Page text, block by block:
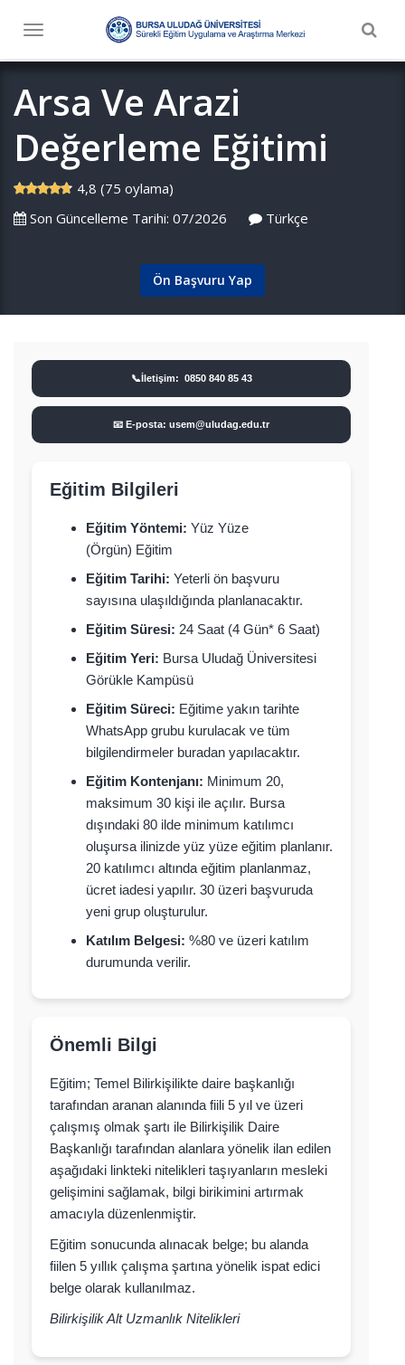
Toggle
Arsa Ve Arazi
Değerleme Eğitimi
4,8 (75 oylama)
Son Güncelleme Tarihi: 07/2026
Türkçe
Ön Başvuru Yap
📞İletişim: 0850 840 85 43
📧 E-posta: usem@uludag.edu.tr
Eğitim Bilgileri
Eğitim Yöntemi: Yüz Yüze
(Örgün) Eğitim
Eğitim Tarihi: Yeterli ön başvuru
sayısına ulaşıldığında planlanacaktır.
Eğitim Süresi: 24 Saat (4 Gün* 6 Saat)
Eğitim Yeri: Bursa Uludağ Üniversitesi
Görükle Kampüsü
Eğitim Süreci: Eğitime yakın tarihte
WhatsApp grubu kurulacak ve tüm
bilgilendirmeler buradan yapılacaktır.
Eğitim Kontenjanı: Minimum 20,
maksimum 30 kişi ile açılır. Bursa
dışındaki 80 ilde minimum katılımcı
oluşursa ilinizde yüz yüze eğitim planlanır.
20 katılımcı altında eğitim planlanmaz,
ücret iadesi yapılır. 30 üzeri başvuruda
yeni grup oluşturulur.
Katılım Belgesi: %80 ve üzeri katılım
durumunda verilir.
Önemli Bilgi
Eğitim; Temel Bilirkişilikte daire başkanlığı
tarafından aranan alanında fiili 5 yıl ve üzeri
çalışmış olmak şartı ile Bilirkişilik Daire
Başkanlığı tarafından alanlara yönelik ilan edilen
aşağıdaki linkteki nitelikleri taşıyanların mesleki
gelişimini sağlamak, bilgi birikimini artırmak
amacıyla düzenlenmiştir.
Eğitim sonucunda alınacak belge; bu alanda
fiilen 5 yıllık çalışma şartına yönelik ispat edici
belge olarak kullanılmaz.
Bilirkişilik Alt Uzmanlık Nitelikleri